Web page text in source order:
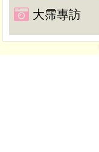
大霈專訪